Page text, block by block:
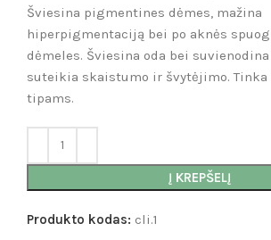
Šviesina pigmentines dėmes, mažina
hiperpigmentaciją bei po aknės
dėmeles. Šviesina oda bei
suteikia skaistumo ir švytėjimo. Tinka
tipams.
Į KREPŠELĮ
Produkto kodas: cli.1